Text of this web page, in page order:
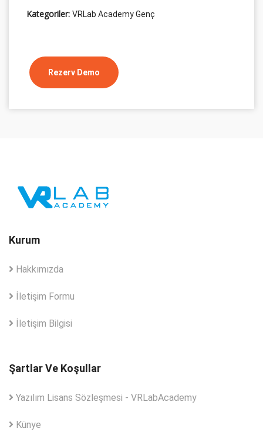
Kategoriler: VRLab Academy Genç
Rezerv Demo
Kurum
Hakkımızda
İletişim Formu
İletişim Bilgisi
Şartlar Ve Koşullar
Yazılım Lisans Sözleşmesi - VRLabAcademy
Künye